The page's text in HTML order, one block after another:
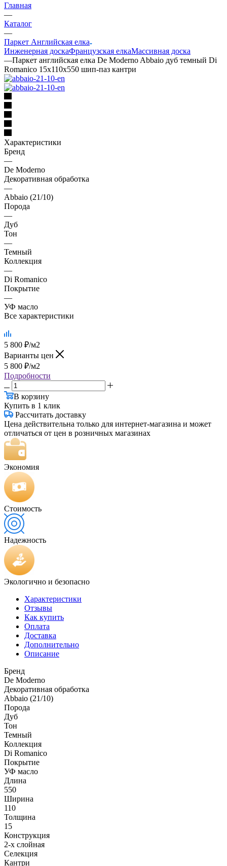
Главная
—
Каталог
—
Паркет Английская елка
Инженерная доскаФранцузская елкаМассивная доска
—Паркет английская елка De Moderno Abbaio дуб темный Di
Romanico 15х110х550 шип-паз кантри
Характеристики
Бренд
—
De Moderno
Декоративная обработка
—
Abbaio (21/10)
Порода
—
Дуб
Тон
—
Темный
Коллекция
—
Di Romanico
Покрытие
—
УФ масло
Все характеристики
5 800 ₽/м2
Варианты цен
5 800 ₽/м2
Подробности
В корзину
Купить в 1 клик
Рассчитать доставку
Цена действительна только для интернет-магазина и может
отличаться от цен в розничных магазинах
Экономия
Стоимость
Надежность
Экологично и безопасно
Характеристики
Отзывы
Как купить
Оплата
Доставка
Дополнительно
Описание
Бренд
De Moderno
Декоративная обработка
Abbaio (21/10)
Порода
Дуб
Тон
Темный
Коллекция
Di Romanico
Покрытие
УФ масло
Длина
550
Ширина
110
Толщина
15
Конструкция
2-х слойная
Селекция
Кантри